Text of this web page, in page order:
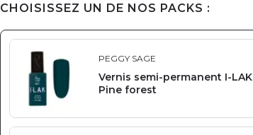
CHOISISSEZ UN DE NOS PACKS :
PEGGY SAGE
Vernis semi-permanent I-LAK
Pine forest